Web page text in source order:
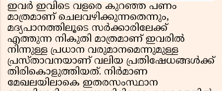
ഇവർ ഇവിടെ വളരെ കുറഞ്ഞ പണം
മാത്രമാണ് ചെലവഴിക്കുന്നതെന്നും,
മദ്യപാനത്തിലൂടെ സർക്കാരിലേക്ക്
എത്തുന്ന നികുതി മാത്രമാണ് ഇവരിൽ
നിന്നുള്ള പ്രധാന വരുമാനമെന്നുമുള്ള
പ്രസ്താവനയാണ് വലിയ പ്രതിഷേധങ്ങൾക്ക്
തിരികൊളുത്തിയത്. നിർമാണ
മേഖലയിലാകെ ഇതരസംസ്ഥാന